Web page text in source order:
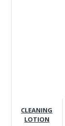
CLEANING
LOTION